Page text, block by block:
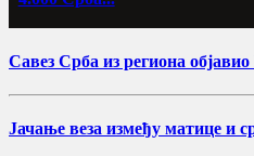
Савез Срба из региона
Јачање веза између матице и